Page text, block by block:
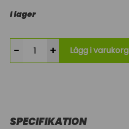
I lager
- + Lägg i varukorg
SPECIFIKATION